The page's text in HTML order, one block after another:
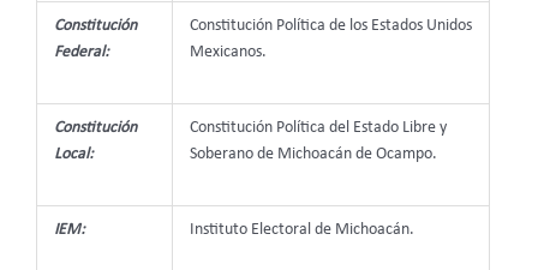
Constitución
Federal:
Constitución Política de los Estados Unidos
Mexicanos.
Constitución
Local:
Constitución Política del Estado Libre y
Soberano de Michoacán de Ocampo.
IEM: Instituto Electoral de Michoacán.